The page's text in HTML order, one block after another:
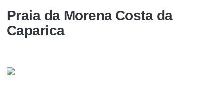
Praia da Morena Costa da
Caparica